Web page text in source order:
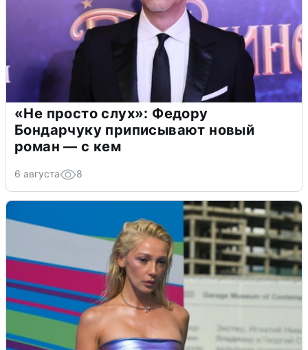
«Не просто слух»: Федору
Бондарчуку приписывают новый
роман — с кем
6 августа 8